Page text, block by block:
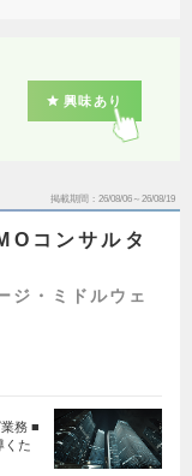
興味あり
掲載期間 26/08/06～26/08/19
コンサルタ
ジ・ミドルウェ
務 ■
くた